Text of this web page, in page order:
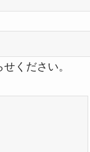
ください。